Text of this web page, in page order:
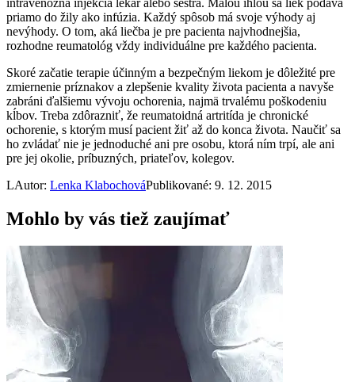
intravenózna injekcia lekár alebo sestra. Malou ihlou sa liek podáva
priamo do žily ako infúzia. Každý spôsob má svoje výhody aj
nevýhody. O tom, aká liečba je pre pacienta najvhodnejšia,
rozhodne reumatológ vždy individuálne pre každého pacienta.
Skoré začatie terapie účinným a bezpečným liekom je dôležité pre
zmiernenie príznakov a zlepšenie kvality života pacienta a navyše
zabráni ďalšiemu vývoju ochorenia, najmä trvalému poškodeniu
kĺbov. Treba zdôrazniť, že reumatoidná artritída je chronické
ochorenie, s ktorým musí pacient žiť až do konca života. Naučiť sa
ho zvládať nie je jednoduché ani pre osobu, ktorá ním trpí, ale ani
pre jej okolie, príbuzných, priateľov, kolegov.
LAutor: Lenka KlabochováPublikované: 9. 12. 2015
Mohlo by vás tiež zaujímať